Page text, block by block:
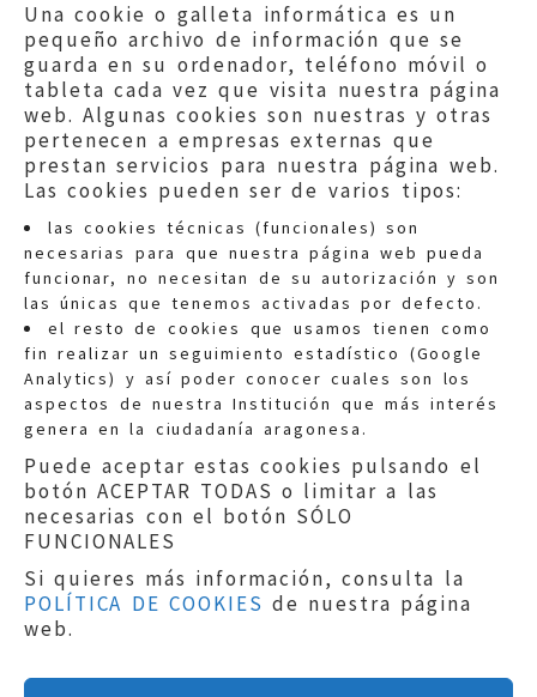
Una cookie o galleta informática es un
pequeño archivo de información que se
guarda en su ordenador, teléfono móvil o
tableta cada vez que visita nuestra página
web. Algunas cookies son nuestras y otras
pertenecen a empresas externas que
prestan servicios para nuestra página web.
Las cookies pueden ser de varios tipos:
las cookies técnicas (funcionales) son
necesarias para que nuestra página web pueda
funcionar, no necesitan de su autorización y son
las únicas que tenemos activadas por defecto.
el resto de cookies que usamos tienen como
fin realizar un seguimiento estadístico (Google
Analytics) y así poder conocer cuales son los
aspectos de nuestra Institución que más interés
genera en la ciudadanía aragonesa.
Puede aceptar estas cookies pulsando el
botón ACEPTAR TODAS o limitar a las
necesarias con el botón SÓLO
FUNCIONALES
Si quieres más información, consulta la
POLÍTICA DE COOKIES de nuestra página
web.
Quejas:quejas@eljusticiadearagon.es
Información general:
informacion@eljusticiadearagon.es
Teléfonos:900 210 210/
Aviso legal|Política de privacidad|
Protección de Datos